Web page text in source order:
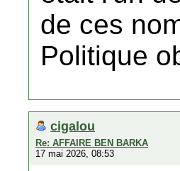
de ces
Politique
cigalou
Re: AFFAIRE BEN BARKA
17 mai 2026, 08:53